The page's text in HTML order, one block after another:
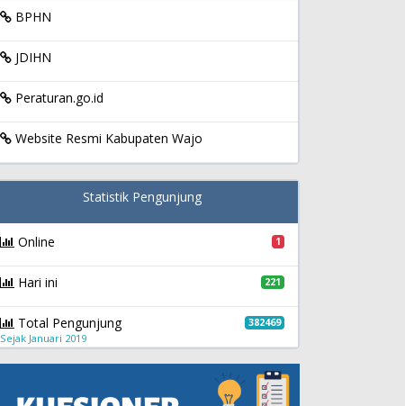
BPHN
JDIHN
Peraturan.go.id
Website Resmi Kabupaten Wajo
Statistik Pengunjung
Online 1
Hari ini 221
Total Pengunjung 382469
Sejak Januari 2019